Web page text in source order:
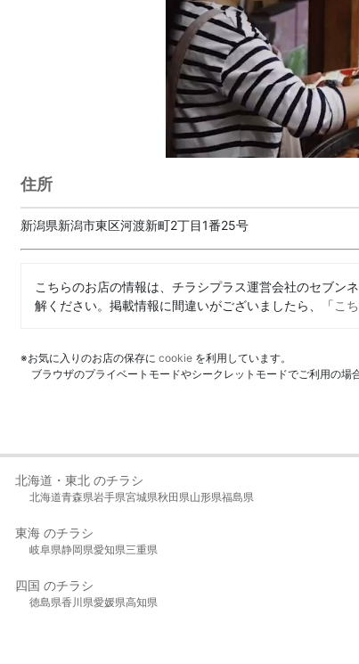
住所
新潟県新潟市東区河渡新町2丁目1番25号
こちらのお店の情報は、チラシプラス運営会社のセブン
解ください。掲載情報に間違いがございましたら、「こ
※お気に入りのお店の保存に cookie を利用しています。
ブラウザのプライベートモードやシークレットモードでご利用の
北海道・東北 のチラシ
北海道青森県岩手県宮城県秋田県山形県福島県
東海 のチラシ
岐阜県静岡県愛知県三重県
四国 のチラシ
徳島県香川県愛媛県高知県